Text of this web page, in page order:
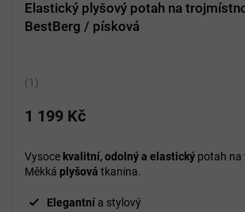
Elastický plyšový potah na
BestBerg / písková
Průměrné
produktu
5,0
z
hvězdiček.
1 199 Kč
Vysoce kvalitní, odolný a elastický potah na
Měkká plyšová tkanina.
Elegantní a stylový